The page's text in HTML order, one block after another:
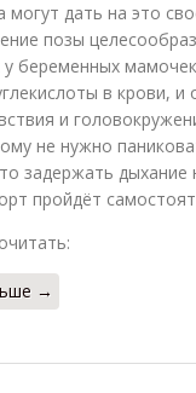
могут дать на это
позы
беременных
в крови,
и
не нужно
задержать дыхание
пройдёт
→